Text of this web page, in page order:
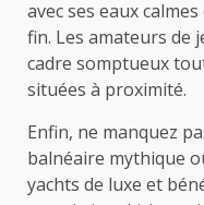
avec ses eaux
fin. Les amateurs de
cadre somptueux
situées à proximité.
Enfin, ne manquez
balnéaire mythique
yachts de luxe et